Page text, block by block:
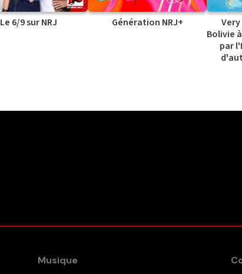
Le 6/9 sur NRJ Génération NRJ+
Bolivie
par
Musique